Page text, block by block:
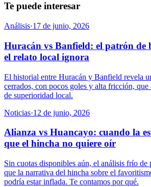
Te puede interesar
Análisis·17 de junio, 2026
Huracán vs Banfield: el patrón de
el relato local ignora
El historial entre Huracán y Banfield revela
cerrados, con pocos goles y alta fricción,
de superioridad local.
Noticias·12 de junio, 2026
Alianza vs Huancayo: cuando la
que el hincha no quiere oír
Sin cuotas disponibles aún, el análisis frío de
que la narrativa del hincha sobre el
podría estar inflada. Te contamos por qué.